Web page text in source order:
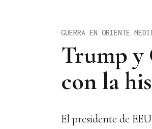
Trump y
con la
GUERRA EN ORIENTE
El presidente de